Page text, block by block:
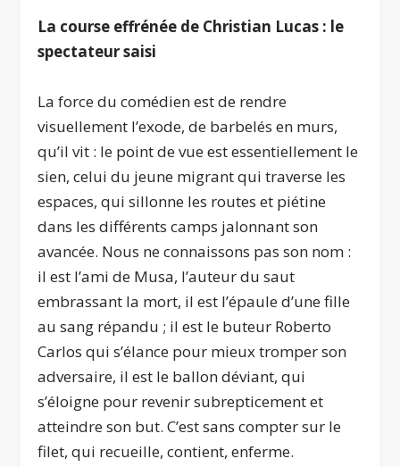
La course effrénée de Christian Lucas : le
spectateur saisi
La force du comédien est de rendre
visuellement l’exode, de barbelés en murs,
qu’il vit : le point de vue est essentiellement le
sien, celui du jeune migrant qui traverse les
espaces, qui sillonne les routes et piétine
dans les différents camps jalonnant son
avancée. Nous ne connaissons pas son nom :
il est l’ami de Musa, l’auteur du saut
embrassant la mort, il est l’épaule d’une fille
au sang répandu ; il est le buteur Roberto
Carlos qui s’élance pour mieux tromper son
adversaire, il est le ballon déviant, qui
s’éloigne pour revenir subrepticement et
atteindre son but. C’est sans compter sur le
filet, qui recueille, contient, enferme.